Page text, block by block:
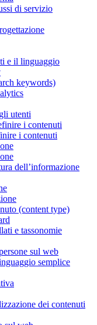
di servizio
e il linguaggio
keywords)
utenti
i contenuti
i contenuti
dell’informazione
(content type)
e tassonomie
sul web
semplice
dei contenuti